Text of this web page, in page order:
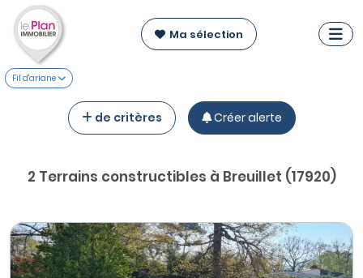
Ma sélection
Fil d'ariane
de critères Créer alerte
2 Terrains constructibles à Breuillet (17920)